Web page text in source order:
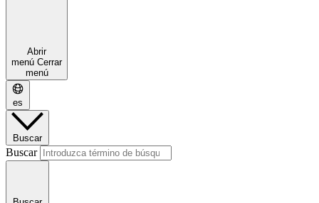
Abrir
menú Cerrar
menú
es
Buscar
Buscar